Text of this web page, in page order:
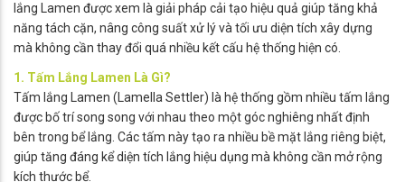
lắng Lamen được xem là giải pháp cải tạo hiệu quả giúp tăng khả
năng tách cặn, nâng công suất xử lý và tối ưu diện tích xây dựng
mà không cần thay đổi quá nhiều kết cấu hệ thống hiện có.
1. Tấm Lắng Lamen Là Gì?
Tấm lắng Lamen (Lamella Settler) là hệ thống gồm nhiều tấm lắng
được bố trí song song với nhau theo một góc nghiêng nhất định
bên trong bể lắng. Các tấm này tạo ra nhiều bề mặt lắng riêng biệt,
giúp tăng đáng kể diện tích lắng hiệu dụng mà không cần mở rộng
kích thước bể.